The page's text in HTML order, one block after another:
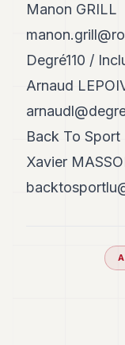
Manon GRILL
Degré110 /
Arnaud
Back To Sport
Xavier